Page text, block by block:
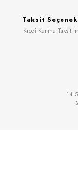
Taksit
Kredi Kartına Taksit
14